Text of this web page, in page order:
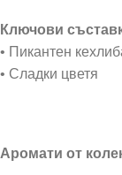
Ключови
• Пикантен
• Сладки цветя
Аромати от